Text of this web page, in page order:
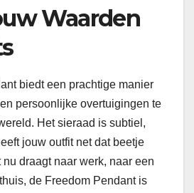
Waarden
biedt een prachtige manier
persoonlijke overtuigingen te
Het sieraad is subtiel,
jouw outfit net dat beetje
nu draagt naar werk, naar een
de Freedom Pendant is